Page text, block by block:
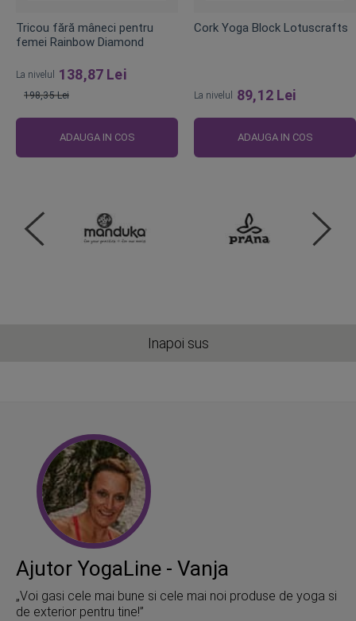
Tricou fără mâneci pentru
femei Rainbow Diamond
La nivelul 138,87 Lei
198,35 Lei
ADAUGA IN COS
Cork Yoga Block Lotuscrafts
La nivelul 89,12 Lei
ADAUGA IN COS
Inapoi sus
Ajutor YogaLine - Vanja
„Voi gasi cele mai bune si cele mai noi produse de yoga si
de exterior pentru tine!”